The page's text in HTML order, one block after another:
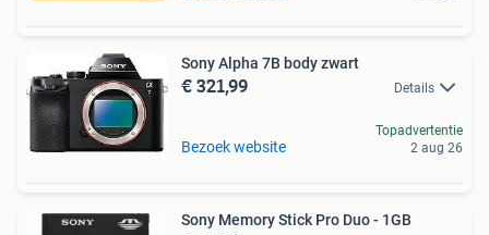
Sony Alpha 7B body zwart
€ 321,99 Details
Bezoek website
Topadvertentie
2 aug 26
Sony Memory Stick Pro Duo - 1GB